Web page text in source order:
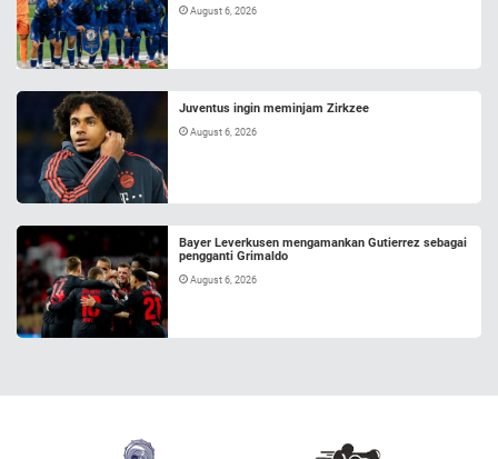
August 6, 2026
Juventus ingin meminjam Zirkzee
August 6, 2026
Bayer Leverkusen mengamankan Gutierrez sebagai
pengganti Grimaldo
August 6, 2026